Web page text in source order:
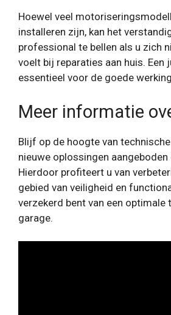
Hoewel veel
installeren zijn, kan het
professional te bellen als u zich
voelt bij reparaties aan huis. Een
essentieel voor de goede
Meer informatie
Blijf op de hoogte van
nieuwe oplossingen
Hierdoor profiteert u van
gebied van veiligheid en
verzekerd bent van een
garage.